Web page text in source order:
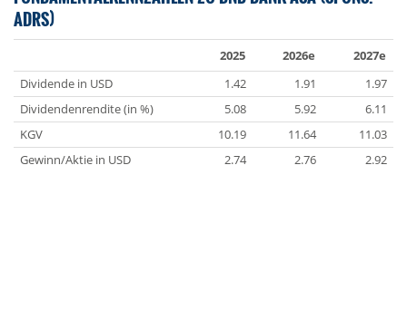
ADRS)
2025 2026e
2027e
Dividende in USD
1.42 1.91
1.97
Dividendenrendite (in %)
5.08 5.92
6.11
KGV
10.19 11.64
11.03
Gewinn/Aktie in USD
2.74 2.76 2.92